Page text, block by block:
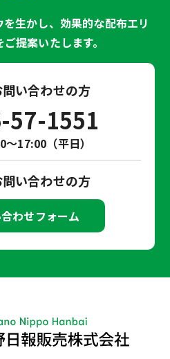
生かし、効果的な配布エリ
提案いたします。
い合わせの方
57-1551
17:00（平日）
い合わせの方
わせフォーム